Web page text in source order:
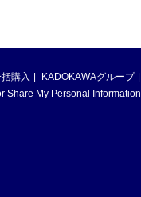
購入
KADOKAWAグループ
Share My Personal Information